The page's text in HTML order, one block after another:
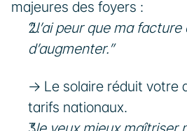
majeures des foyers :
“J’ai peur que ma
d’augmenter.”
→ Le solaire réduit votre
tarifs nationaux.